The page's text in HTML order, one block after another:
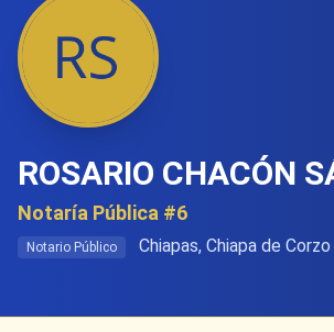
ROSARIO CHACÓN
Notaría Pública #6
Notario Público Chiapas, Chiapa de Corzo